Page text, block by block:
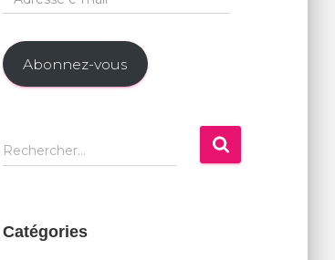
d
e
s
-
l
Abonnez-vous
R
e
r
Rechercher…
Catégories